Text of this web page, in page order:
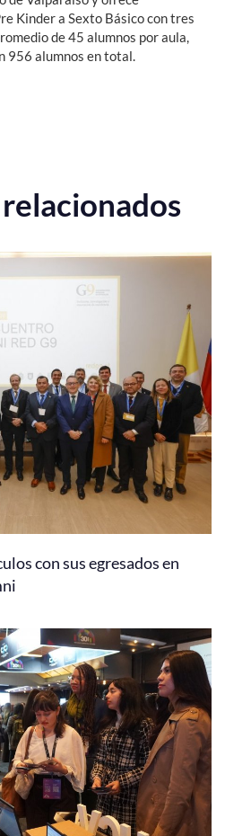
Kinder a Sexto Básico con tres
de 45 alumnos por aula,
956 alumnos en total.
con sus egresados en